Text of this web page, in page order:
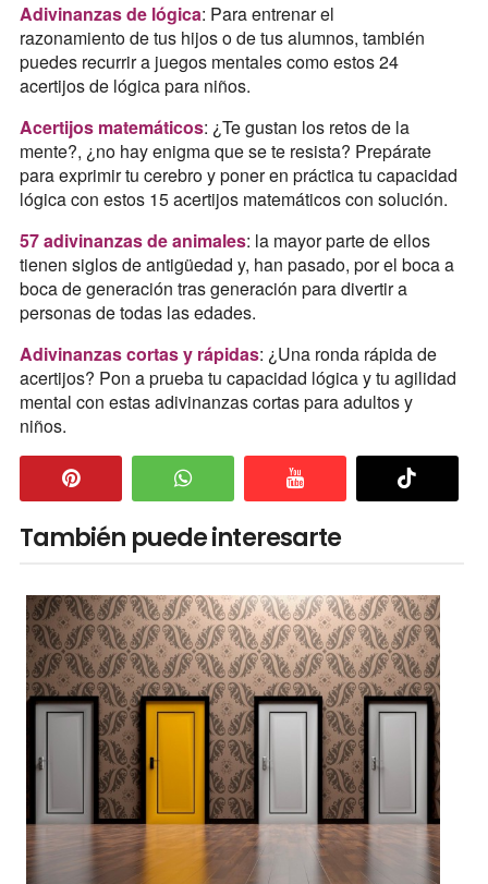
Adivinanzas de lógica: Para entrenar el
razonamiento de tus hijos o de tus alumnos, también
puedes recurrir a juegos mentales como estos 24
acertijos de lógica para niños.
Acertijos matemáticos: ¿Te gustan los retos de la
mente?, ¿no hay enigma que se te resista? Prepárate
para exprimir tu cerebro y poner en práctica tu capacidad
lógica con estos 15 acertijos matemáticos con solución.
57 adivinanzas de animales: la mayor parte de ellos
tienen siglos de antigüedad y, han pasado, por el boca a
boca de generación tras generación para divertir a
personas de todas las edades.
Adivinanzas cortas y rápidas: ¿Una ronda rápida de
acertijos? Pon a prueba tu capacidad lógica y tu agilidad
mental con estas adivinanzas cortas para adultos y
niños.
También puede interesarte